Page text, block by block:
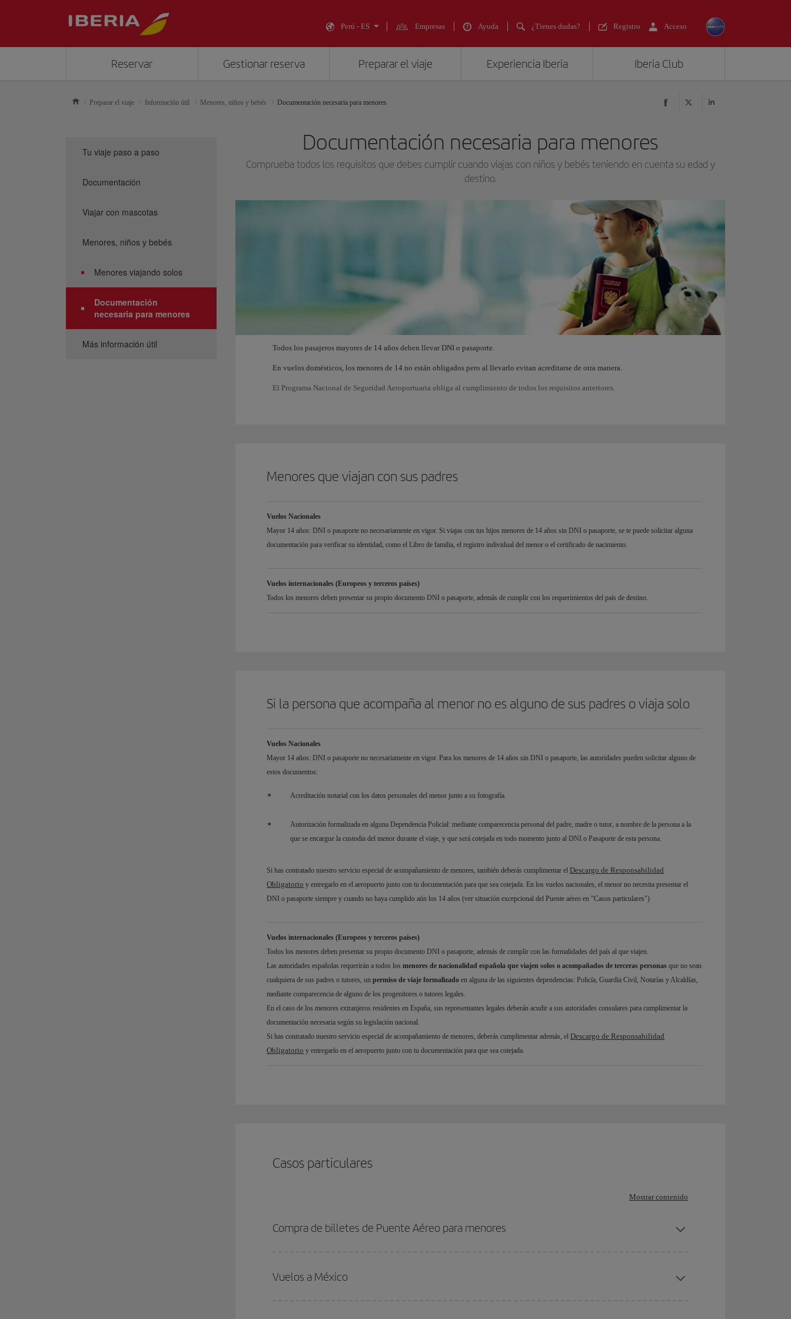
Perú - ES Empresas Ayuda ¿Tienes dudas? Registro Acceso
Reservar Gestionar reserva Preparar el viaje Experiencia Iberia Iberia Club
Preparar el viaje Información útil Menores, niños y bebés Documentación necesaria para menores
Documentación necesaria para menores
Comprueba todos los requisitos que debes cumplir cuando viajas con niños y bebés teniendo en cuenta su edad y
destino.
Todos los pasajeros mayores de 14 años deben llevar DNI o pasaporte.
En vuelos domésticos, los menores de 14 no están obligados pero al llevarlo evitan acreditarse de otra manera.
El Programa Nacional de Seguridad Aeroportuaria obliga al cumplimiento de todos los requisitos anteriores.
Menores que viajan con sus padres
Vuelos Nacionales
Mayor 14 años: DNI o pasaporte no necesariamente en vigor. Si viajas con tus hijos menores de 14 años sin DNI o pasaporte, se te puede solicitar alguna
documentación para verificar su identidad, como el Libro de familia, el registro individual del menor o el certificado de nacimiento.
Vuelos internacionales (Europeos y terceros países)
Todos los menores deben presentar su propio documento DNI o pasaporte, además de cumplir con los requerimientos del país de destino.
Si la persona que acompaña al menor no es alguno de sus padres o viaja solo
Vuelos Nacionales
Mayor 14 años: DNI o pasaporte no necesariamente en vigor. Para los menores de 14 años sin DNI o pasaporte, las autoridades pueden solicitar alguno de
estos documentos:
Acreditación notarial con los datos personales del menor junto a su fotografía.
Autorización formalizada en alguna Dependencia Policial: mediante comparecencia personal del padre, madre o tutor, a nombre de la persona a la
que se encargue la custodia del menor durante el viaje, y que será cotejada en todo momento junto al DNI o Pasaporte de esta persona.
Si has contratado nuestro servicio especial de acompañamiento de menores, también deberás cumplimentar el Descargo de Responsabilidad
Obligatorio y entregarlo en el aeropuerto junto con tu documentación para que sea cotejada. En los vuelos nacionales, el menor no necesita presentar el
DNI o pasaporte siempre y cuando no haya cumplido aún los 14 años (ver situación excepcional del Puente aéreo en "Casos particulares")
Vuelos internacionales (Europeos y terceros países)
Todos los menores deben presentar su propio documento DNI o pasaporte, además de cumplir con las formalidades del país al que viajen.
Las autoridades españolas requerirán a todos los menores de nacionalidad española que viajen solos o acompañados de terceras personas que no sean
cualquiera de sus padres o tutores, un permiso de viaje formalizado en alguna de las siguientes dependencias: Policía, Guardia Civil, Notarías y Alcaldías,
mediante comparecencia de alguno de los progenitores o tutores legales.
En el caso de los menores extranjeros residentes en España, sus representantes legales deberán acudir a sus autoridades consulares para cumplimentar la
documentación necesaria según su legislación nacional.
Si has contratado nuestro servicio especial de acompañamiento de menores, deberás cumplimentar además, el Descargo de Responsabilidad
Obligatorio y entregarlo en el aeropuerto junto con tu documentación para que sea cotejada.
Casos particulares
Mostrar contenido
Compra de billetes de Puente Aéreo para menores
Vuelos a México
Tu viaje paso a paso
Documentación
Viajar con mascotas
Menores, niños y bebés
Menores viajando solos
Documentación
necesaria para menores
Más información útil